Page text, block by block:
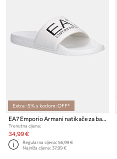
Extra -5% s kodom: OFF*
EA7 Emporio Armani natikače za bazen za žene
Trenutna cijena:
34,99 €
Regularna cijena:56,99 €
Najniža cijena:37,99 €